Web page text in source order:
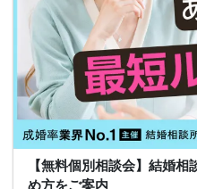
【無料個別相談会】結婚
め方をご案内